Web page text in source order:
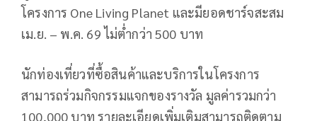
โครงการ One Living Planet และมียอดชาร์จสะสม
เม.ย. – พ.ค. 69 ไม่ต่ำกว่า 500 บาท
นักท่องเที่ยวที่ซื้อสินค้าและบริการในโครงการ
สามารถร่วมกิจกรรมแจกของรางวัล มูลค่ารวมกว่า
100,000 บาท รายละเอียดเพิ่มเติมสามารถติดตาม